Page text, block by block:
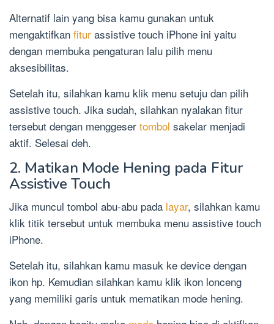
Alternatif lain yang bisa kamu gunakan untuk
mengaktifkan fitur assistive touch iPhone ini yaitu
dengan membuka pengaturan lalu pilih menu
aksesibilitas.
Setelah itu, silahkan kamu klik menu setuju dan pilih
assistive touch. Jika sudah, silahkan nyalakan fitur
tersebut dengan menggeser tombol sakelar menjadi
aktif. Selesai deh.
2. Matikan Mode Hening pada Fitur
Assistive Touch
Jika muncul tombol abu-abu pada layar, silahkan kamu
klik titik tersebut untuk membuka menu assistive touch
iPhone.
Setelah itu, silahkan kamu masuk ke device dengan
ikon hp. Kemudian silahkan kamu klik ikon lonceng
yang memiliki garis untuk mematikan mode hening.